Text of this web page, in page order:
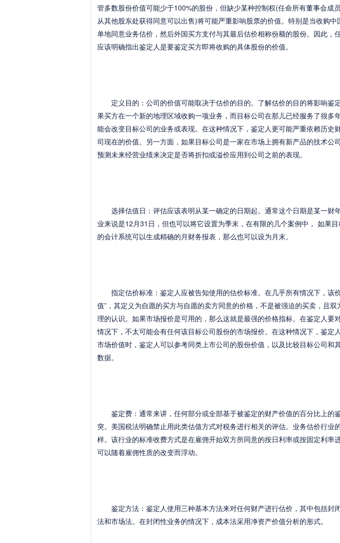
管多数股份价值可能少于100%的股份，但缺少某种控制权(任命所有董事会成
从其他股东处获得同意可以出售)将可能严重影响股票的价值。特别是当收购
单地同意业务估价，然后外国买方支付与其最后估价相称份额的股份。因此，
应该明确指出鉴定人是要鉴定买方即将收购的具体股份的价值。
定义目的：公司的价值可能取决于估价的目的。了解估价的目的将影响鉴
果买方在一个新的地理区域收购一项业务，而目标公司在那儿已经服务了很多
能会改变目标公司的业务或表现。在这种情况下，鉴定人更可能严重依赖历史
司现在的价值。另一方面，如果目标公司是一家在市场上拥有新产品的技术公
预测未来经营业绩来决定是否将折扣或溢价应用到公司之前的表现。
选择估值日：评估应该表明从某一确定的日期起。通常这个日期是某一财
业来说是12月31日，但也可以将它设置为季末，在有限的几个案例中， 如果
的会计系统可以生成精确的月财务报表，那么也可以设为月末。
指定估价标准：鉴定人应被告知使用的估价标准。在几乎所有情况下，该
值”，其定义为自愿的买方与自愿的卖方同意的价格，不是被强迫的买卖，且
理的认识。如果市场报价是可用的，那么这就是最强的价格指标。在鉴定人要
情况下，不太可能会有任何该目标公司股份的市场报价。在这种情况下，鉴定
市场价值时，鉴定人可以参考同类上市公司的股份价值，以及比较目标公司和
数据。
鉴定费：通常来讲，任何部分或全部基于被鉴定的财产价值的百分比上的
突。美国税法明确禁止用此类估值方式对税务进行相关的评估。业务估价行业
样。该行业的标准收费方式是在雇佣开始双方所同意的按日利率或按固定利率
可以随着雇佣性质的改变而浮动。
鉴定方法：鉴定人使用三种基本方法来对任何财产进行估价，其中包括封
法和市场法。在封闭性业务的情况下，成本法采用净资产价值分析的形式。